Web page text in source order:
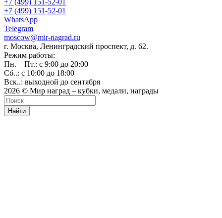
+7 (499) 151-52-01
+7 (499) 151-52-01
WhatsApp
Telegram
moscow@mir-nagrad.ru
г. Москва, Ленинградский проспект, д. 62.
Режим работы:
Пн. – Пт.: с 9:00 до 20:00
Сб..: с 10:00 до 18:00
Вск..: выходной до сентября
2026 © Мир наград – кубки, медали, награды
Найти